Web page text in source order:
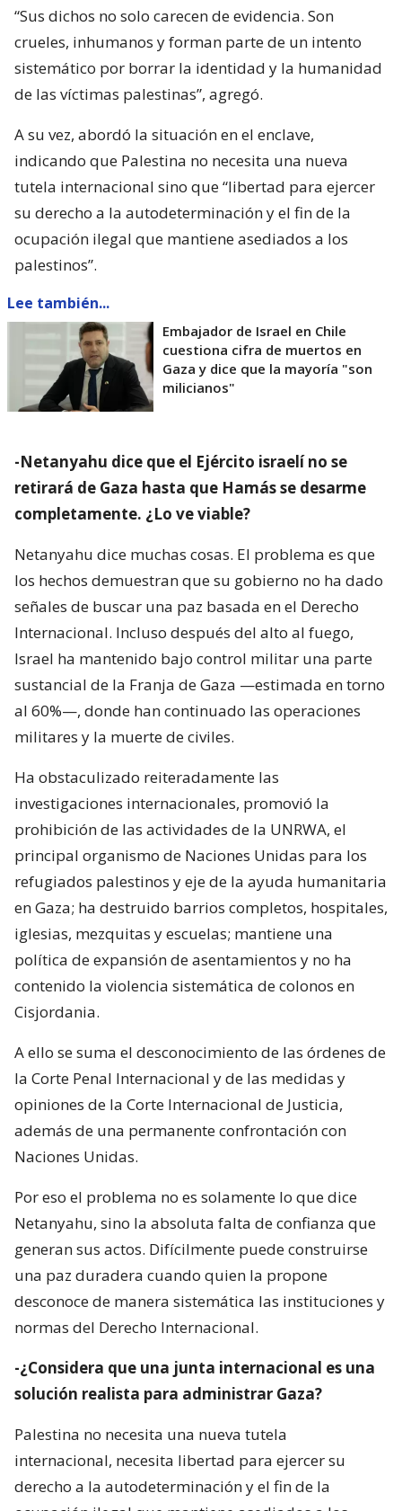
“Sus dichos no solo carecen de evidencia. Son
crueles, inhumanos y forman parte de un intento
sistemático por borrar la identidad y la humanidad
de las víctimas palestinas”, agregó.
A su vez, abordó la situación en el enclave,
indicando que Palestina no necesita una nueva
tutela internacional sino que “libertad para ejercer
su derecho a la autodeterminación y el fin de la
ocupación ilegal que mantiene asediados a los
palestinos”.
Lee también...
Embajador de Israel en Chile
cuestiona cifra de muertos en
Gaza y dice que la mayoría "son
milicianos"
-Netanyahu dice que el Ejército israelí no se
retirará de Gaza hasta que Hamás se desarme
completamente. ¿Lo ve viable?
Netanyahu dice muchas cosas. El problema es que
los hechos demuestran que su gobierno no ha dado
señales de buscar una paz basada en el Derecho
Internacional. Incluso después del alto al fuego,
Israel ha mantenido bajo control militar una parte
sustancial de la Franja de Gaza —estimada en torno
al 60%—, donde han continuado las operaciones
militares y la muerte de civiles.
Ha obstaculizado reiteradamente las
investigaciones internacionales, promovió la
prohibición de las actividades de la UNRWA, el
principal organismo de Naciones Unidas para los
refugiados palestinos y eje de la ayuda humanitaria
en Gaza; ha destruido barrios completos, hospitales,
iglesias, mezquitas y escuelas; mantiene una
política de expansión de asentamientos y no ha
contenido la violencia sistemática de colonos en
Cisjordania.
A ello se suma el desconocimiento de las órdenes de
la Corte Penal Internacional y de las medidas y
opiniones de la Corte Internacional de Justicia,
además de una permanente confrontación con
Naciones Unidas.
Por eso el problema no es solamente lo que dice
Netanyahu, sino la absoluta falta de confianza que
generan sus actos. Difícilmente puede construirse
una paz duradera cuando quien la propone
desconoce de manera sistemática las instituciones y
normas del Derecho Internacional.
-¿Considera que una junta internacional es una
solución realista para administrar Gaza?
Palestina no necesita una nueva tutela
internacional, necesita libertad para ejercer su
derecho a la autodeterminación y el fin de la